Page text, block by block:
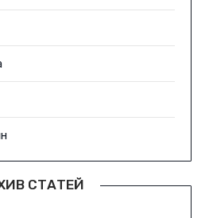
СТАТЕЙ